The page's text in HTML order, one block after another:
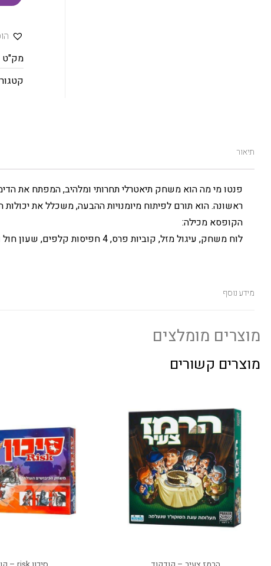
מק"ט
תיאור
פנטו מי מה הוא משחק תיאטרלי תחרותי ומלהיב, המפתח את
ראשונה. הוא תורם לפיתוח מיומנויות ההבעה, משכלל את יכולות
הקופסא מכילה:
לוח משחק, עיגול מזל, קוביות פרס, 4 חפיסות קלפים, שעון חול והוראות מפורטות.
מידע נוסף
מוצרים מומלצים
מוצרים קשורים